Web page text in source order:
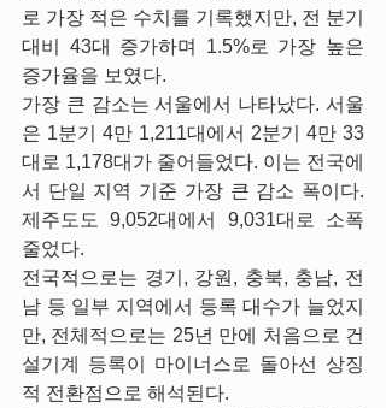
로 가장 적은 수치를 기록했지만, 전 분기
대비 43대 증가하며 1.5%로 가장 높은
증가율을 보였다.
가장 큰 감소는 서울에서 나타났다. 서울
은 1분기 4만 1,211대에서 2분기 4만 33
대로 1,178대가 줄어들었다. 이는 전국에
서 단일 지역 기준 가장 큰 감소 폭이다.
제주도도 9,052대에서 9,031대로 소폭
줄었다.
전국적으로는 경기, 강원, 충북, 충남, 전
남 등 일부 지역에서 등록 대수가 늘었지
만, 전체적으로는 25년 만에 처음으로 건
설기계 등록이 마이너스로 돌아선 상징
적 전환점으로 해석된다.